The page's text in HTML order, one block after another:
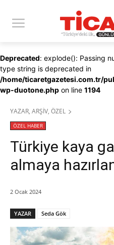
Deprecated: explode(): Passing
type string is deprecated in
/home/ticaretgazetesi.com.tr/
wp-duotone.php on line 1194
YAZAR, ARŞİV, ÖZEL
ÖZEL HABER
Türkiye kaya
almaya
2 Ocak 2024
YAZAR Seda Gök